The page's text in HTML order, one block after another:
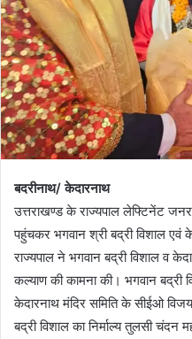
m
a
i
l
बदरीनाथ/ केदारनाथ
उत्तराखण्ड के राज्यपाल लेफ्टिनेंट
पहुंचकर भगवान श्री बद्री विशाल एवं
राज्यपाल ने भगवान बद्री विशाल व
कल्याण की कामना की। भगवान बद्री
केदारनाथ मंदिर समिति के सीईओ
बद्री विशाल का निर्माल्य तुलसी